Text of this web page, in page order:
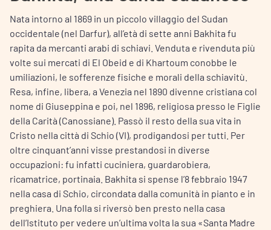
Nata intorno al 1869 in un piccolo villaggio del Sudan
occidentale (nel Darfur), all’età di sette anni Bakhita fu
rapita da mercanti arabi di schiavi. Venduta e rivenduta più
volte sui mercati di El Obeid e di Khartoum conobbe le
umiliazioni, le sofferenze fisiche e morali della schiavitù.
Resa, infine, libera, a Venezia nel 1890 divenne cristiana col
nome di Giuseppina e poi, nel 1896, religiosa presso le Figlie
della Carità (Canossiane). Passò il resto della sua vita in
Cristo nella città di Schio (VI), prodigandosi per tutti. Per
oltre cinquant’anni visse prestandosi in diverse
occupazioni: fu infatti cuciniera, guardarobiera,
ricamatrice, portinaia. Bakhita si spense l’8 febbraio 1947
nella casa di Schio, circondata dalla comunità in pianto e in
preghiera. Una folla si riversò ben presto nella casa
dell’Istituto per vedere un’ultima volta la sua «Santa Madre